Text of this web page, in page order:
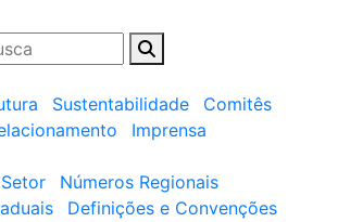
Sustentabilidade
Comitês
Imprensa
Números Regionais
Definições e Convenções